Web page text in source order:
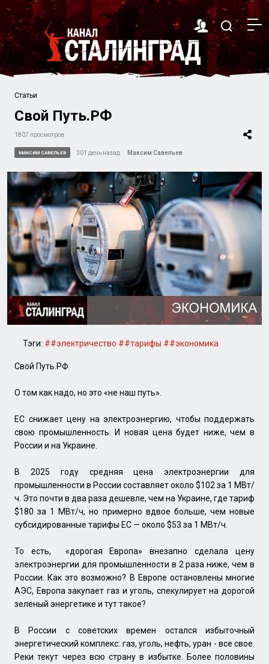
Статьи
Свой Путь.РФ
1807 просмотров
МАКСИМ САВЕЛЬЕВ 301 день назад Максим Савельев
Тэги: ##электричество ##тарифы ##экономика
Свой Путь.РФ
О том как надо, но это «не наш путь».
ЕС снижает цену на электроэнергию, чтобы поддержать
свою промышленность. И новая цена будет ниже, чем в
России и на Украине.
В 2025 году средняя цена электроэнергии для
промышленности в России составляет около $102 за 1 МВт/
ч. Это почти в два раза дешевле, чем на Украине, где тариф
$180 за 1 МВт/ч, но примерно вдвое больше, чем новые
субсидированные тарифы ЕС — около $53 за 1 МВт/ч.
То есть, «дорогая Европа» внезапно сделала цену
электроэнергии для промышленности в 2 раза ниже, чем в
России. Как это возможно? В Европе остановлены многие
АЭС, Европа закупает газ и уголь, спекулирует на дорогой
зеленый энергетике и тут такое?
В России с советских времен остался избыточный
энергетический комплекс: газ, уголь, нефть, уран - все свое.
Реки текут через всю страну в избытке. Более половины